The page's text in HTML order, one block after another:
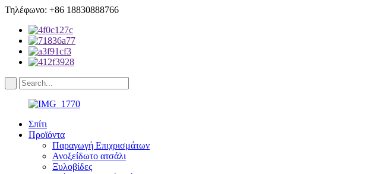
Τηλέφωνο: +86 18830888766
Σπίτι
Προϊόντα
Παραγωγή Επιχρισμάτων
Ανοξείδωτο ατσάλι
Ξυλοβίδες